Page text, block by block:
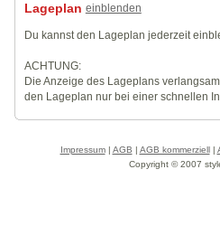
Lageplan einblenden
Du kannst den Lageplan jederzeit
ACHTUNG:
Die Anzeige des Lageplans
den Lageplan nur bei einer schnellen
Impressum| AGB | AGB kommerziell|
Copyright © 2007